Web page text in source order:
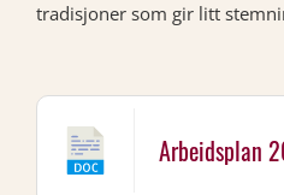
tradisjoner som gir litt
Arbeidsplan